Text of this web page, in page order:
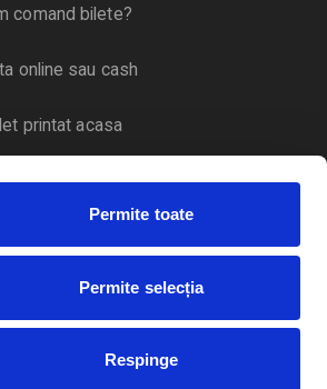
Permite toate
Permite selecția
Respinge
comand bilete?
online sau cash
printat acasa
prin curier
bilete